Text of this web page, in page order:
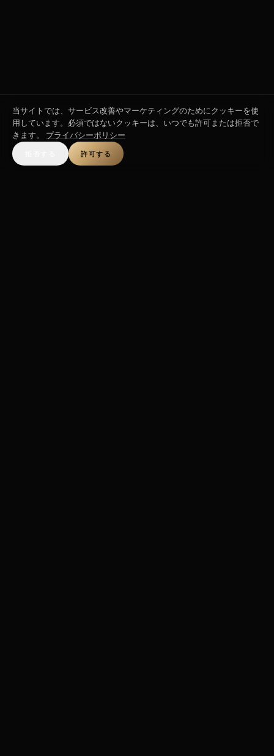
当サイトでは、サービス改善やマーケティングのためにクッキーを使
用しています。必須ではないクッキーは、いつでも許可または拒否で
きます。
プライバシーポリシー
許可する